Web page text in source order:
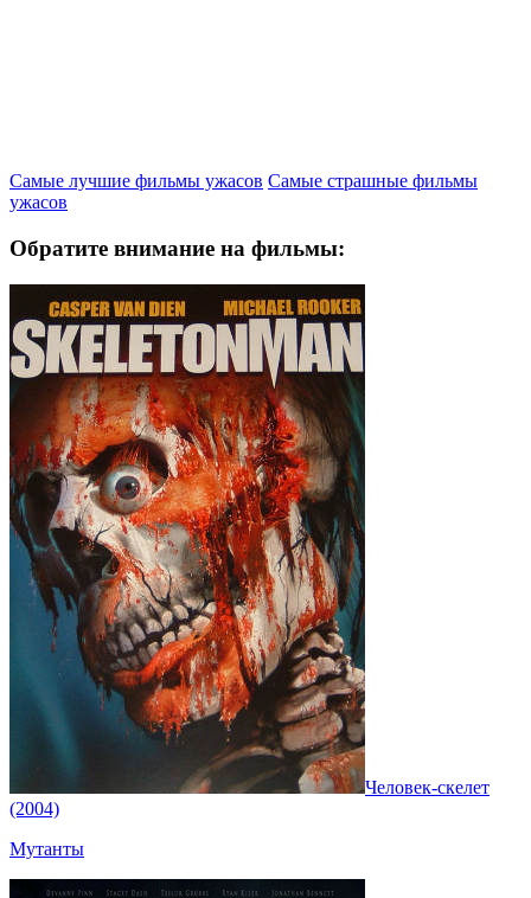
Самые лучшие фильмы ужасов Самые страшные фильмы
ужасов
Обратите внимание на фильмы:
Человек-скелет
(2004)
Мутанты